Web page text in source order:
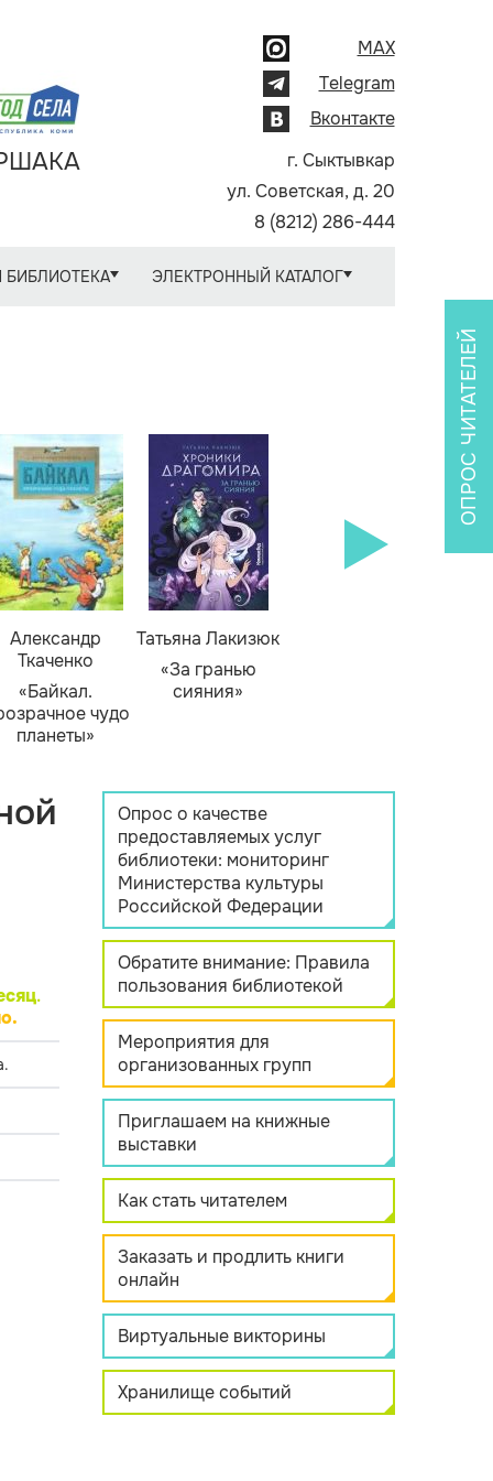
MAX
Telegram
Вконтакте
г. Сыктывкар
ул. Советская, д. 20
8 (8212) 286-444
БИБЛИОТЕКА ЭЛЕКТРОННЫЙ КАТАЛОГ
Александр
Ткаченко
«Байкал.
чудо
планеты»
Татьяна Лакизюк
«За гранью
сияния»
.
ОПРОС ЧИТАТЕЛЕЙ
Опрос о качестве
предоставляемых услуг
библиотеки: мониторинг
Министерства культуры
Российской Федерации
Обратите внимание: Правила
пользования библиотекой
Мероприятия для
организованных групп
Приглашаем на книжные
выставки
Как стать читателем
Заказать и продлить книги
онлайн
Виртуальные викторины
Хранилище событий